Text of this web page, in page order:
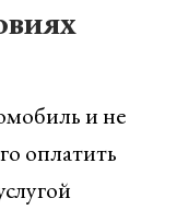
и не
оплатить